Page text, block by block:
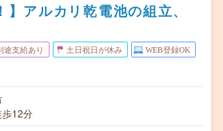
】アルカリ乾電池の組立、
途支給あり 土日祝日が休み WEB登録OK
歩12分